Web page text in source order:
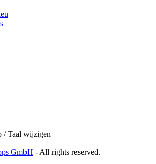
/ Taal wijzigen
GmbH - All rights reserved.